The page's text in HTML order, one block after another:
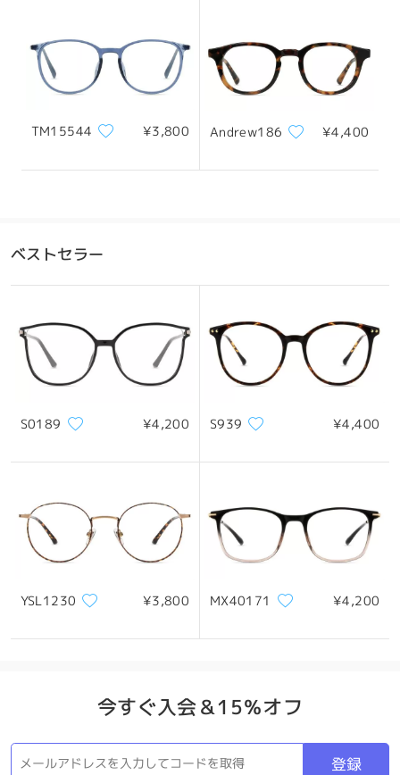
135mm/ 5.31in
145mm/ 5.71in
レンズ幅
天地幅
ブリッジ幅
四角顔 丸顔 ハート顔 ひし形の顔 卵型の顔
*画像はイメージです。実際とは異なる場合があります。
製品概要
TM15544 ¥3,800 Andrew186 ¥4,400
ベストセラー
S0189 ¥4,200 S939 ¥4,400
YSL1230 ¥3,800 MX40171 ¥4,200
今すぐ入会＆15％オフ
登録